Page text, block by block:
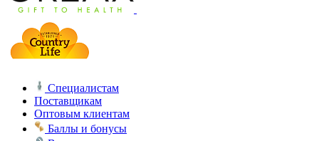
Специалистам
Поставщикам
Оптовым клиентам
Баллы и бонусы